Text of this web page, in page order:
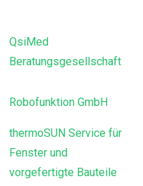
QsiMed
Beratungsgesellschaft
Robofunktion GmbH
thermoSUN Service für
Fenster und
vorgefertigte Bauteile